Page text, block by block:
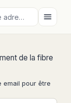
de la fibre
email pour être